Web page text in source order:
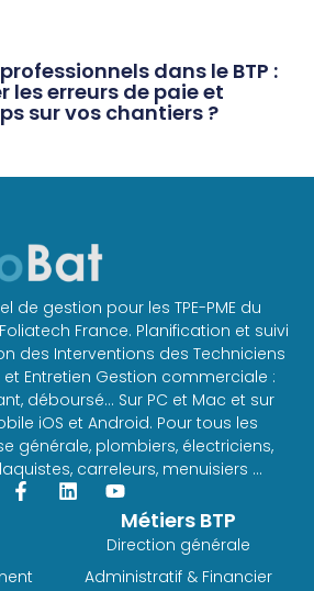
dans le BTP :
les erreurs de paie et
sur vos chantiers ?
de gestion pour les TPE-PME du
France. Planification et suivi
des Interventions des Techniciens
et Entretien Gestion commerciale :
déboursé… Sur PC et Mac et sur
iOS et Android. Pour tous les
générale, plombiers, électriciens,
carreleurs, menuisiers …
Métiers BTP
Direction générale
Administratif & Financier